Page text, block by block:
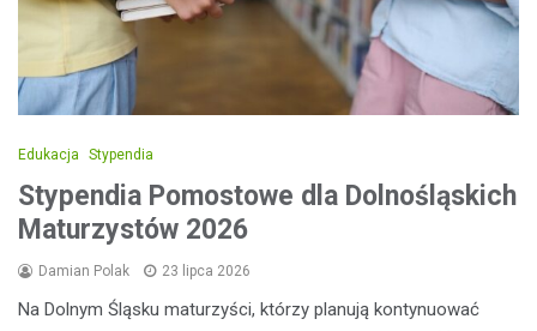
Edukacja Stypendia
Stypendia Pomostowe dla Dolnośląskich
Maturzystów 2026
Damian Polak 23 lipca 2026
Na Dolnym Śląsku maturzyści, którzy planują kontynuować